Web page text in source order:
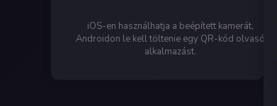
iOS-en használhatja a beépített kamerát,
Androidon le kell töltenie egy QR-kód olvasó
alkalmazást.